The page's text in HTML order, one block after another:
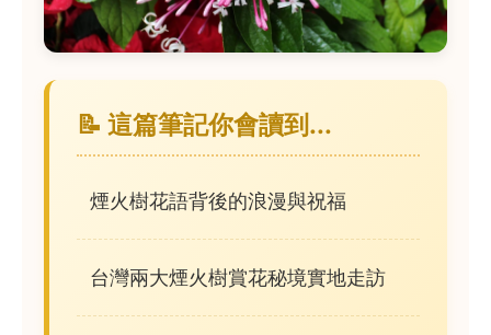
📝 這篇筆記你會讀到...
煙火樹花語背後的浪漫與祝福
台灣兩大煙火樹賞花秘境實地走訪